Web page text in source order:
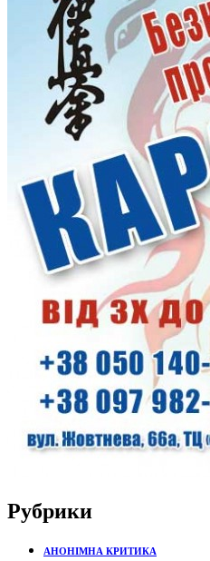
Рубрики
АНОНІМНА КРИТИКА